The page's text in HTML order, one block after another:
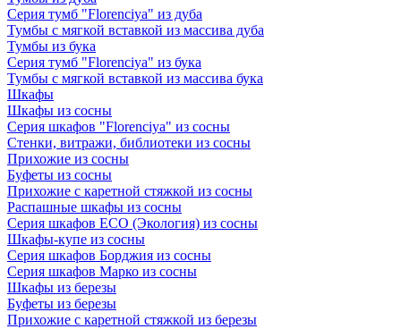
Серия тумб "Florenciya" из дуба
Тумбы с мягкой вставкой из массива дуба
Тумбы из бука
Серия тумб "Florenciya" из бука
Тумбы с мягкой вставкой из массива бука
Шкафы
Шкафы из сосны
Серия шкафов "Florenciya" из сосны
Стенки, витражи, библиотеки из сосны
Прихожие из сосны
Буфеты из сосны
Прихожие с каретной стяжкой из сосны
Распашные шкафы из сосны
Серия шкафов ECO (Экология) из сосны
Шкафы-купе из сосны
Серия шкафов Борджия из сосны
Серия шкафов Марко из сосны
Шкафы из березы
Буфеты из березы
Прихожие с каретной стяжкой из березы